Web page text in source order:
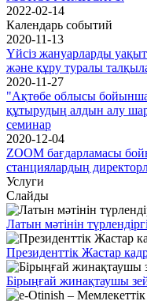
2022-02-14
Календарь событий
2020-11-13
Үйсіз жануарларды
және құру туралы
2020-11-27
"Ақтөбе облысы
құтырудың алдын алу
семинар
2020-12-04
ZOOM бағдарламасы
станциялардың
Услуги
Слайды
Латын мәтінін
Президенттік Жастар
Бірыңғай жинақтаушы